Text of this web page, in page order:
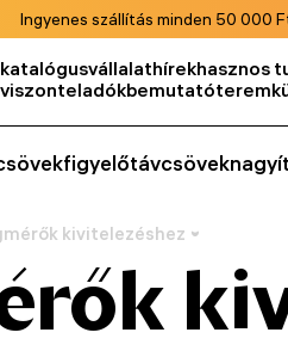
Ingyenes szállítás minden 50 000
katalógusvállalathírekhasznos
viszonteladókbemutatóterem
figyelőtávcsövek
kivitelezéshez